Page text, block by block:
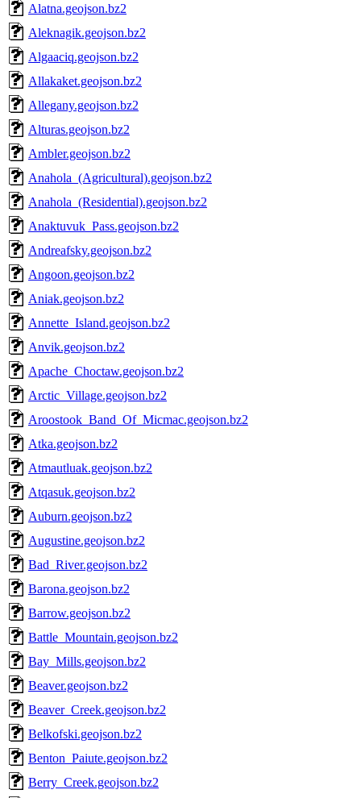
Alatna.geojson.bz2
Aleknagik.geojson.bz2
Algaaciq.geojson.bz2
Allakaket.geojson.bz2
Allegany.geojson.bz2
Alturas.geojson.bz2
Ambler.geojson.bz2
Anahola_(Agricultural).geojson.bz2
Anahola_(Residential).geojson.bz2
Anaktuvuk_Pass.geojson.bz2
Andreafsky.geojson.bz2
Angoon.geojson.bz2
Aniak.geojson.bz2
Annette_Island.geojson.bz2
Anvik.geojson.bz2
Apache_Choctaw.geojson.bz2
Arctic_Village.geojson.bz2
Aroostook_Band_Of_Micmac.geojson.bz2
Atka.geojson.bz2
Atmautluak.geojson.bz2
Atqasuk.geojson.bz2
Auburn.geojson.bz2
Augustine.geojson.bz2
Bad_River.geojson.bz2
Barona.geojson.bz2
Barrow.geojson.bz2
Battle_Mountain.geojson.bz2
Bay_Mills.geojson.bz2
Beaver.geojson.bz2
Beaver_Creek.geojson.bz2
Belkofski.geojson.bz2
Benton_Paiute.geojson.bz2
Berry_Creek.geojson.bz2